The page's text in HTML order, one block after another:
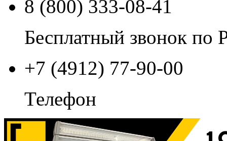
8 (800) 333-08-41
Бесплатный звонок по
+7 (4912) 77-90-00
Телефон